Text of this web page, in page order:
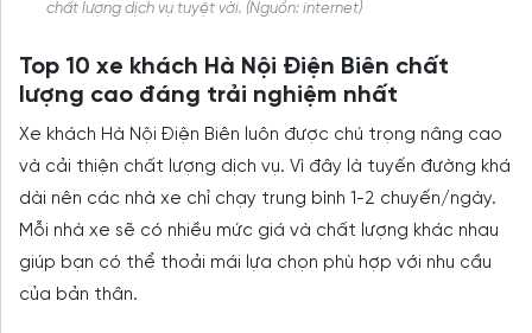
chất lượng dịch vụ tuyệt vời. (Nguồn: internet)
Top 10 xe khách Hà Nội Điện Biên chất
lượng cao đáng trải nghiệm nhất
Xe khách Hà Nội Điện Biên luôn được chú trọng nâng cao
và cải thiện chất lượng dịch vụ. Vì đây là tuyến đường khá
dài nên các nhà xe chỉ chạy trung bình 1-2 chuyến/ngày.
Mỗi nhà xe sẽ có nhiều mức giá và chất lượng khác nhau
giúp bạn có thể thoải mái lựa chọn phù hợp với nhu cầu
của bản thân.